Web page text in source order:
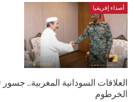
أصداء إفريقيا
العلاقات السودانية المغربية..
الخرطوم